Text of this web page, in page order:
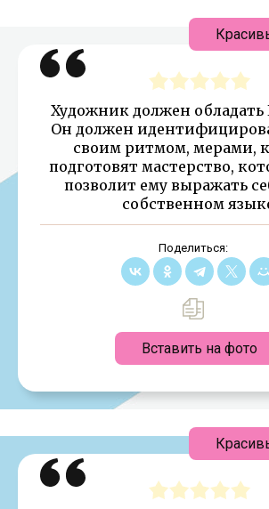
Художник должен
Он должен
своим ритмом, мерами,
подготовят мастерство,
позволит ему выражать
собственном
Поделиться:
Вставить на фото